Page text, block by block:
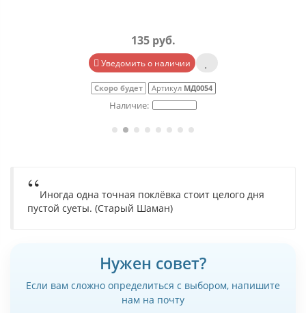
135 руб.
Уведомить о наличии
Скоро будет Артикул МД0054
Иногда одна точная поклёвка стоит целого дня
пустой суеты. (Старый Шаман)
Нужен совет?
Если вам сложно определиться с выбором, напишите
нам на почту